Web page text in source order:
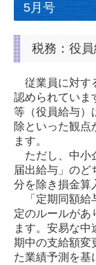
5月号
税務：役
従業員に対す
認められていま
等（役員給与）
除といった観点
ます。
ただし、中小
届出給与」のど
分を除き損金算
「定期同額給
定のルールがあ
ます。安易な中
期中の支給額変
た業績予測を基